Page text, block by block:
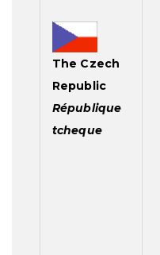
The Czech
Republic
République
tcheque